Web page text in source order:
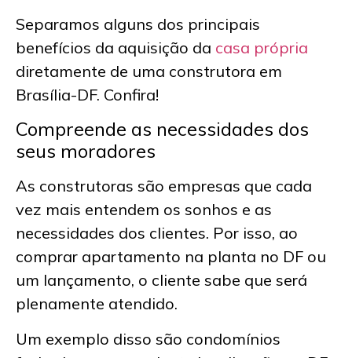
Separamos alguns dos principais
benefícios da aquisição da casa própria
diretamente de uma construtora em
Brasília-DF. Confira!
Compreende as necessidades dos
seus moradores
As construtoras são empresas que cada
vez mais entendem os sonhos e as
necessidades dos clientes. Por isso, ao
comprar apartamento na planta no DF ou
um lançamento, o cliente sabe que será
plenamente atendido.
Um exemplo disso são condomínios